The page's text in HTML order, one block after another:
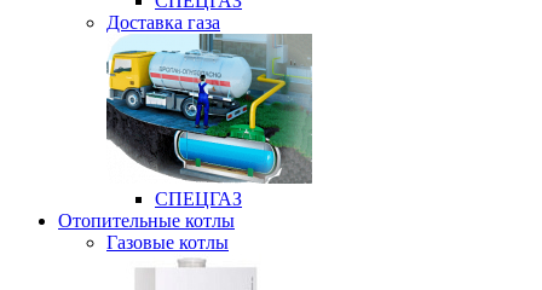
Доставка газа
СПЕЦГАЗ
Отопительные котлы
Газовые котлы